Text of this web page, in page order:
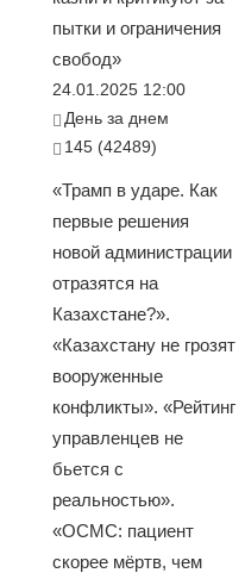
пытки и ограничения
свобод»
24.01.2025 12:00
День за днем
145 (42489)
«Трамп в ударе. Как
первые решения
новой администрации
отразятся на
Казахстане?».
«Казахстану не грозят
вооруженные
конфликты». «Рейтинг
управленцев не
бьется с
реальностью».
«ОСМС: пациент
скорее мёртв, чем